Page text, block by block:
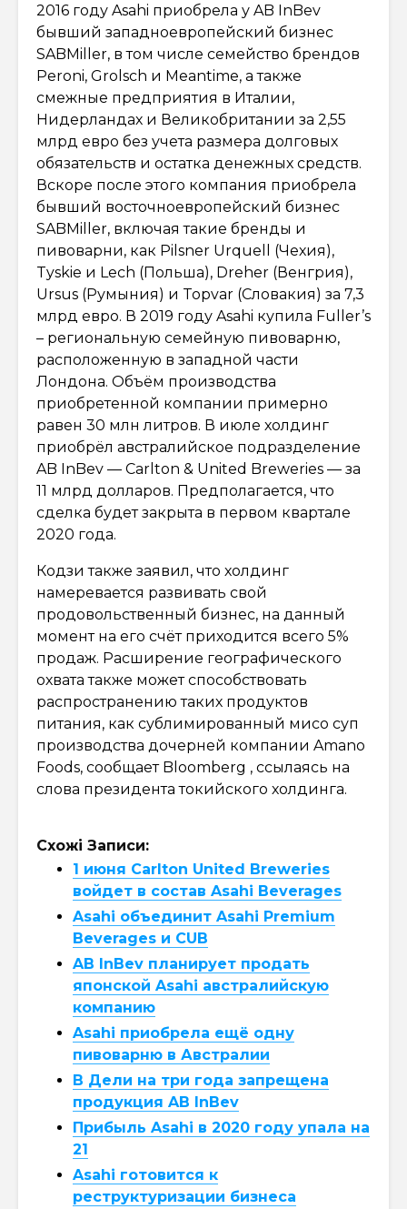
2016 году Asahi приобрела у AB InBev
бывший западноевропейский бизнес
SABMiller, в том числе семейство брендов
Peroni, Grolsch и Meantime, а также
смежные предприятия в Италии,
Нидерландах и Великобритании за 2,55
млрд евро без учета размера долговых
обязательств и остатка денежных средств.
Вскоре после этого компания приобрела
бывший восточноевропейский бизнес
SABMiller, включая такие бренды и
пивоварни, как Pilsner Urquell (Чехия),
Tyskie и Lech (Польша), Dreher (Венгрия),
Ursus (Румыния) и Topvar (Словакия) за 7,3
млрд евро. В 2019 году Asahi купила Fuller’s
– региональную семейную пивоварню,
расположенную в западной части
Лондона. Объём производства
приобретенной компании примерно
равен 30 млн литров. В июле холдинг
приобрёл австралийское подразделение
AB InBev — Carlton & United Breweries — за
11 млрд долларов. Предполагается, что
сделка будет закрыта в первом квартале
2020 года.
Кодзи также заявил, что холдинг
намеревается развивать свой
продовольственный бизнес, на данный
момент на его счёт приходится всего 5%
продаж. Расширение географического
охвата также может способствовать
распространению таких продуктов
питания, как сублимированный мисо суп
производства дочерней компании Amano
Foods, сообщает Bloomberg , ссылаясь на
слова президента токийского холдинга.
Схожі Записи:
1 июня Carlton United Breweries
войдет в состав Asahi Beverages
Asahi объединит Asahi Premium
Beverages и CUB
AB InBev планирует продать
японской Asahi австралийскую
компанию
Asahi приобрела ещё одну
пивоварню в Австралии
В Дели на три года запрещена
продукция AB InBev
Прибыль Asahi в 2020 году упала на
21
Asahi готовится к
реструктуризации бизнеса